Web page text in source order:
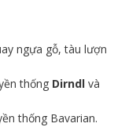
ngựa gỗ, tàu lượn
thống Dirndl và
thống Bavarian.